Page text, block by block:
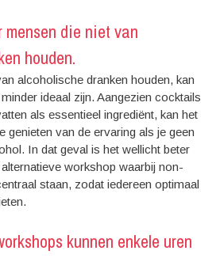
die niet van
houden.
alcoholische dranken houden, kan
ideaal zijn. Aangezien cocktails
als essentieel ingrediënt, kan het
genieten van de ervaring als je geen
In dat geval is het wellicht beter
workshop waarbij non-
staan, zodat iedereen optimaal
kunnen enkele uren